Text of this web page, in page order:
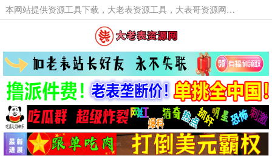
本网站提供资源工具下载，大老表资源工具，大表哥资源网软件工具，大老表资源下载，活动线报福利资源分享,活动线报，大型网游经典游戏，网络热门技术游戏辅助交流与分享。